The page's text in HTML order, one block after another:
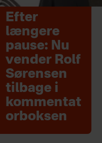
Efter
længere
pause: Nu
vender Rolf
Sørensen
tilbage i
kommentat
orboksen